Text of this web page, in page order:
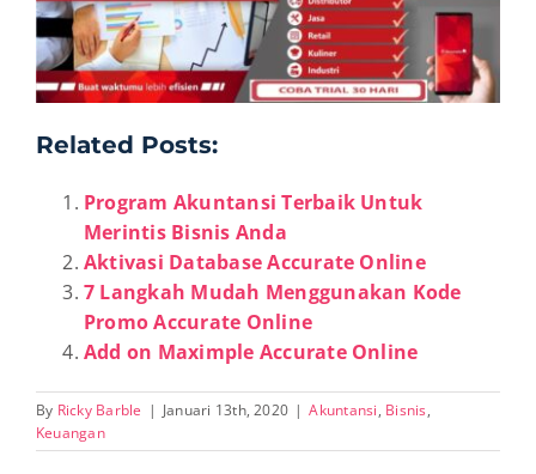
Related Posts:
Program Akuntansi Terbaik Untuk
Merintis Bisnis Anda
Aktivasi Database Accurate Online
7 Langkah Mudah Menggunakan Kode
Promo Accurate Online
Add on Maximple Accurate Online
By Ricky Barble | Januari 13th, 2020 | Akuntansi, Bisnis,
Keuangan